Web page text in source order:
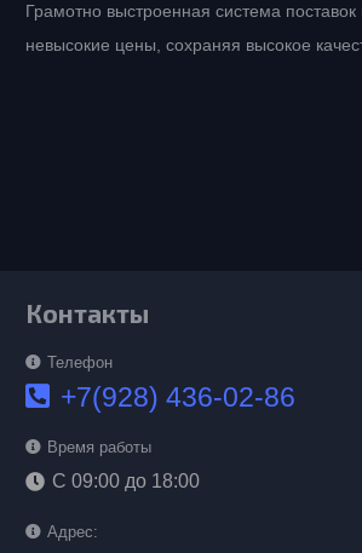
Грамотно выстроенная система поставок
невысокие цены, сохраняя высокое
Контакты
Телефон
+7(928) 436-02-86
Время работы
С 09:00 до 18:00
Адрес: